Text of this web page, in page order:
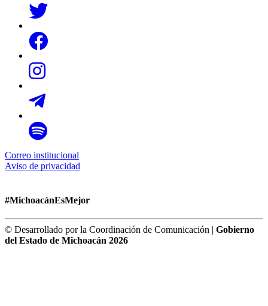
Correo institucional
Aviso de privacidad
#MichoacánEsMejor
© Desarrollado por la Coordinación de Comunicación | Gobierno
del Estado de Michoacán 2026